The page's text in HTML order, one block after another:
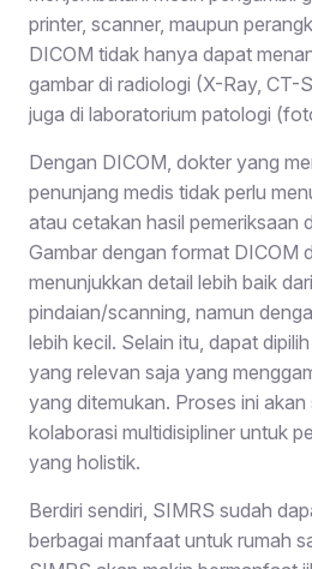
printer, scanner, maupun
DICOM tidak hanya dapat
gambar di radiologi (X-Ray, CT-
juga di laboratorium patologi
Dengan DICOM, dokter yang
penunjang medis tidak perlu
atau cetakan hasil pemeriksaan
Gambar dengan format DICOM
menunjukkan detail lebih baik
pindaian/scanning, namun
lebih kecil. Selain itu, dapat
yang relevan saja yang
yang ditemukan. Proses ini
kolaborasi multidisipliner untuk
yang holistik.
Berdiri sendiri, SIMRS sudah
berbagai manfaat untuk rumah